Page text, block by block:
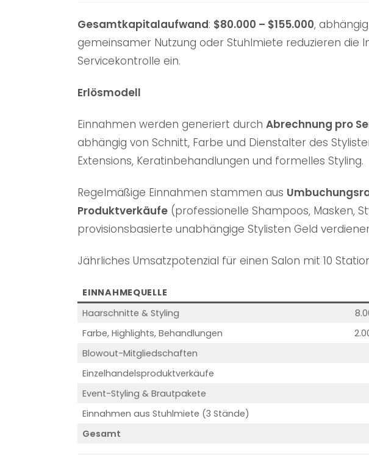
Gesamtkapitalaufwand: $80.000 – $155.000,
gemeinsamer Nutzung oder Stuhlmiete reduzieren die
Servicekontrolle ein.
Erlösmodell
Einnahmen werden generiert durch Abrechnung pro
abhängig von Schnitt, Farbe und Dienstalter des
Extensions, Keratinbehandlungen und formelles Styling.
Regelmäßige Einnahmen stammen aus
Produktverkäufe (professionelle Shampoos, Masken,
provisionsbasierte unabhängige Stylisten Geld
Jährliches Umsatzpotenzial für einen Salon mit 10
EINNAHMEQUELLE
Haarschnitte & Styling
Farbe, Highlights, Behandlungen
Blowout-Mitgliedschaften
Einzelhandelsproduktverkäufe
Event-Styling & Brautpakete
Einnahmen aus Stuhlmiete (3 Stände)
Gesamt